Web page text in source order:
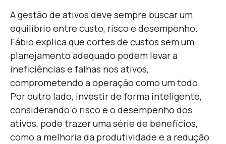
A gestão de ativos deve sempre buscar um
equilíbrio entre custo, risco e desempenho.
Fábio explica que cortes de custos sem um
planejamento adequado podem levar a
ineficiências e falhas nos ativos,
comprometendo a operação como um todo.
Por outro lado, investir de forma inteligente,
considerando o risco e o desempenho dos
ativos, pode trazer uma série de benefícios,
como a melhoria da produtividade e a redução